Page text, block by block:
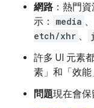
網路 ：熱門
示：
media 、
etch/xhr 、
許多 UI 元素
素」 和「效能
問題現在會